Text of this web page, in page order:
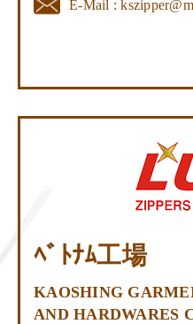
E-Mail :
ﾍﾞﾄﾅﾑ工場
KAOSHING
AND HARDWARES